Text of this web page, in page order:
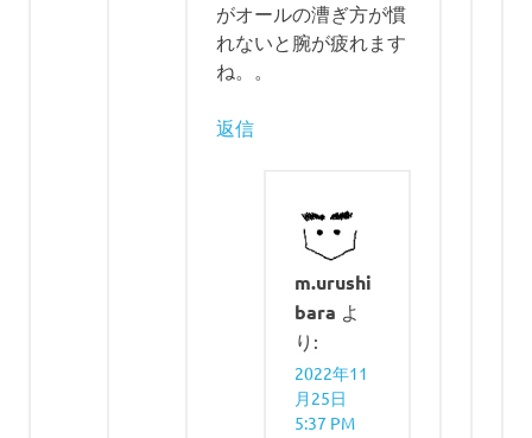
がオールの漕ぎ方が慣
れないと腕が疲れます
ね。。
返信
m.urushi
bara よ
り:
2022年11
月25日
5:37 PM